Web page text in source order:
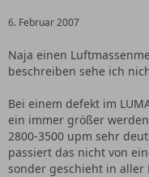
6. Februar 2007
Naja einen
beschreiben sehe ich
Bei einem defekt im
ein immer größer
2800-3500 upm sehr
passiert das nicht von
sonder geschieht in aller